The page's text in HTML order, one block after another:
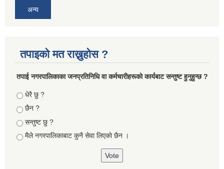
अन्य
तपाइको मत राख्नुहोस ?
तपा‌ई नगरपालिकाका जनप्रतिनिधि वा कर्मचारीहरूकाे कार्यबाट सन्तुष्ट हुनुहुन्छ ?
Choices
धेरै छु ?
छैन ?
सन्तुष्ट छु ?
मैले नगरपालिकाबाट कुनै सेवा लिएकाे छैन ।